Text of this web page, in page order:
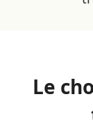
Le